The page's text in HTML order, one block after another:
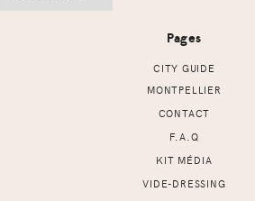
Pages
CITY GUIDE
MONTPELLIER
CONTACT
F.A.Q
KIT MÉDIA
VIDE-DRESSING